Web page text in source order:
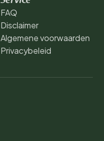
FAQ
Disclaimer
Algemene voorwaarden
Privacybeleid